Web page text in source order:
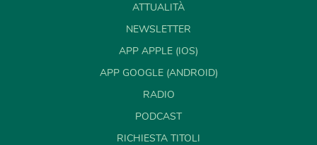
ATTUALITÀ
NEWSLETTER
APP APPLE (IOS)
APP GOOGLE (ANDROID)
RADIO
PODCAST
RICHIESTA TITOLI